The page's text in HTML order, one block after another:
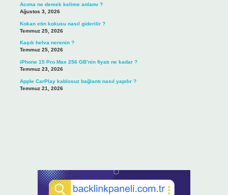
Acıma ne demek kelime anlamı ?
Ağustos 3, 2026
Kokan etin kokusu nasıl giderilir ?
Temmuz 25, 2026
Kaşık helva nerenin ?
Temmuz 25, 2026
iPhone 15 Pro Max 256 GB’nin fiyatı ne kadar ?
Temmuz 23, 2026
Apple CarPlay kablosuz bağlantı nasıl yapılır ?
Temmuz 21, 2026